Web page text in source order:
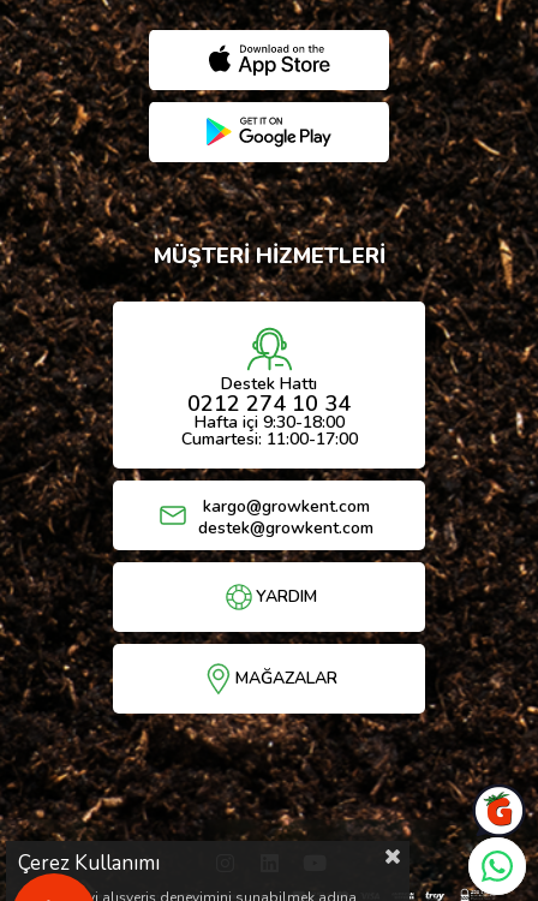
MÜŞTERİ HİZMETLERİ
Destek Hattı
0212 274 10 34
Hafta içi 9:30-18:00
Cumartesi: 11:00-17:00
kargo@growkent.com
destek@growkent.com
YARDIM
MAĞAZALAR
Çerez Kullanımı